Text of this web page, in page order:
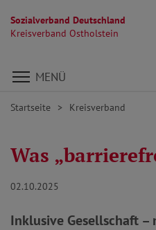
Sozialverband Deutschland
Kreisverband Ostholstein
Direkt zu den Inhalten
MENÜ
Startseite Kreisverband
Was
02.10.2025
Inklusive Gesellschaft